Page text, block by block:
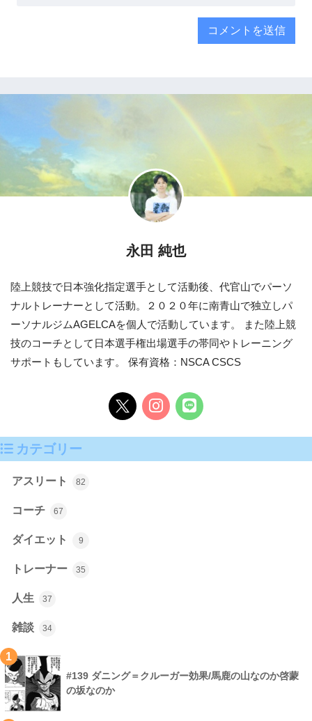
永田 純也
陸上競技で日本強化指定選手として活動後、代官山でパーソ
ナルトレーナーとして活動。２０２０年に南青山で独立しパ
ーソナルジムAGELCAを個人で活動しています。 また陸上競
技のコーチとして日本選手権出場選手の帯同やトレーニング
サポートもしています。 保有資格：NSCA CSCS
カテゴリー
アスリート 82
コーチ 67
ダイエット 9
トレーナー 35
人生 37
雑談 34
1
#139 ダニング＝クルーガー効果/馬鹿の山なのか啓蒙
の坂なのか